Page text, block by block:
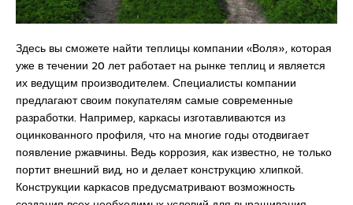
Здесь вы сможете найти теплицы компании «Воля», которая
уже в течении 20 лет работает на рынке теплиц и является
их ведущим производителем. Специалисты компании
предлагают своим покупателям самые современные
разработки. Например, каркасы изготавливаются из
оцинкованного профиля, что на многие годы отодвигает
появление ржавчины. Ведь коррозия, как известно, не только
портит внешний вид, но и делает конструкцию хлипкой.
Конструкции каркасов предусматривают возможность